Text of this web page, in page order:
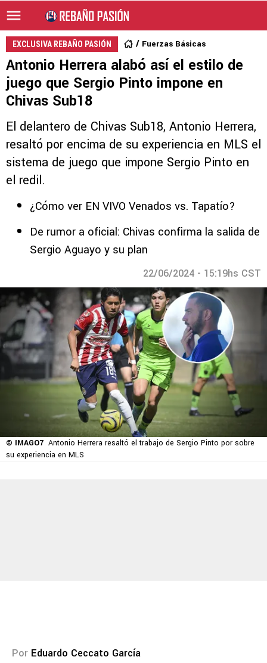
EXCLUSIVA REBAÑO PASIÓN Fuerzas Básicas
Antonio Herrera alabó así el estilo de
juego que Sergio Pinto impone en
Chivas Sub18
El delantero de Chivas Sub18, Antonio Herrera,
resaltó por encima de su experiencia en MLS el
sistema de juego que impone Sergio Pinto en
el redil.
¿Cómo ver EN VIVO Venados vs. Tapatío?
De rumor a oficial: Chivas confirma la salida de
Sergio Aguayo y su plan
22/06/2024 - 15:19hs CST
© IMAGO7 Antonio Herrera resaltó el trabajo de Sergio Pinto por sobre
su experiencia en MLS
Por Eduardo Ceccato García